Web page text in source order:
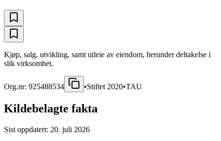
Kjøp, salg, utvikling, samt utleie av eiendom, herunder deltakelse i
slik virksomhet.
Org.nr: 925488534 •Stiftet 2020•TAU
Kildebelagte fakta
Sist oppdatert: 20. juli 2026